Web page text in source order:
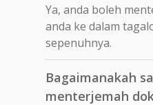
Ya, anda boleh
anda ke dalam
sepenuhnya.
Bagaimanakah
menterjemah